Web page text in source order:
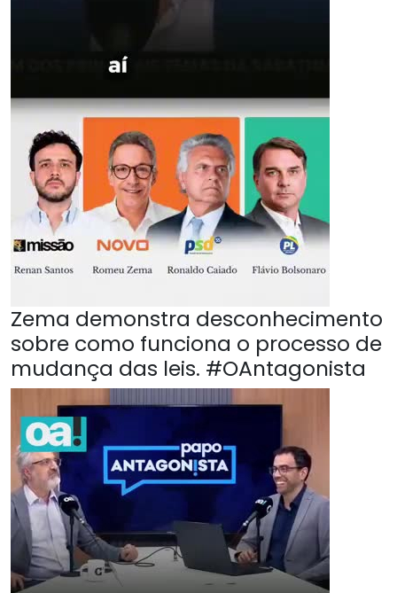
Zema demonstra desconhecimento
sobre como funciona o processo de
mudança das leis. #OAntagonista